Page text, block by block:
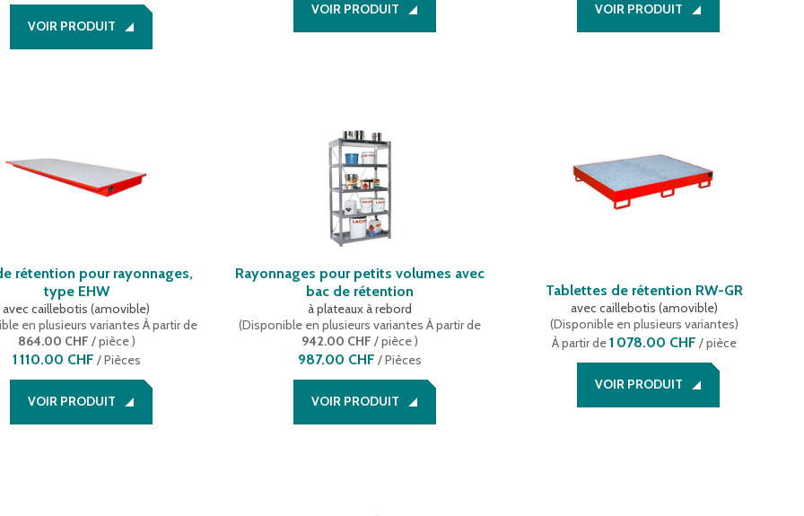
VOIR PRODUIT
VOIR PRODUIT VOIR PRODUIT
rétention pour rayonnages,
type EHW
avec caillebotis (amovible)
en plusieurs variantes À partir de
864.00 CHF / pièce)
1 110.00 CHF /Pièces
VOIR PRODUIT
Rayonnages pour petits volumes avec
bac de rétention
à plateaux à rebord
(Disponible en plusieurs variantes À partir de
942.00 CHF / pièce)
987.00 CHF /Pièces
VOIR PRODUIT
Tablettes de rétention RW-GR
avec caillebotis (amovible)
(Disponible en plusieurs variantes)
À partir de1 078.00 CHF / pièce
VOIR PRODUIT